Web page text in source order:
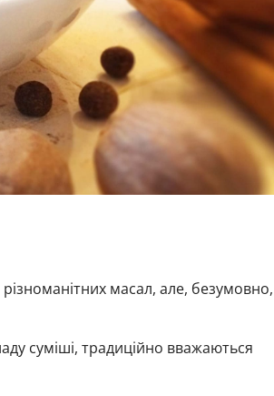
різноманітних масал, але, безумовно,
суміші, традиційно вважаються